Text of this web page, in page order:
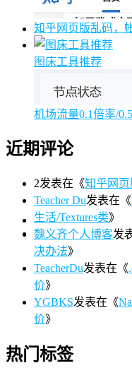
知乎网页版乱码，
图床工具推荐
机场流量0.1倍率/
近期评论
2发表在《知乎网页
Teacher Du发表在《
生活/Textures类》
魏义齐个人博客发
决办法》
TeacherDu发表在《
价》
YGBKS发表在《
价》
热门标签